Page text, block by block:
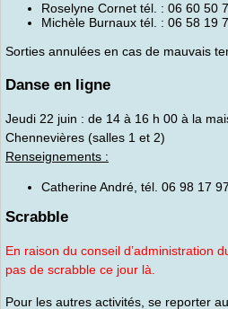
Roselyne Cornet tél. : 06 60 50
Michèle Burnaux tél. : 06 58 19
Sorties annulées en cas de mauvais
Danse en ligne
Jeudi 22 juin : de 14 à 16 h 00 à la
Chennevières (salles 1 et 2)
Renseignements :
Catherine André, tél. 06 98 17
Scrabble
En raison du conseil d’administration
pas de scrabble ce jour là.
Pour les autres activités, se reporter